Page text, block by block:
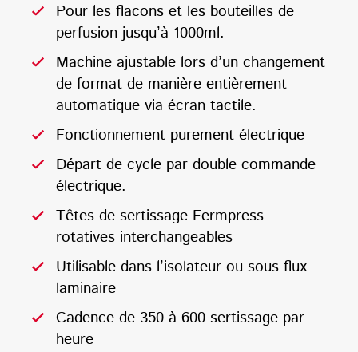
Pour les flacons et les bouteilles de
perfusion jusqu’à 1000ml.
Machine ajustable lors d’un changement
de format de manière entièrement
automatique via écran tactile.
Fonctionnement purement électrique
Départ de cycle par double commande
électrique.
Têtes de sertissage Fermpress
rotatives interchangeables
Utilisable dans l’isolateur ou sous flux
laminaire
Cadence de 350 à 600 sertissage par
heure